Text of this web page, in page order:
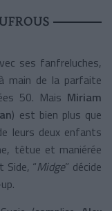
ses fanfreluches,
main de la parfaite
50. Mais Miriam
) est bien plus que
leurs deux enfants
têtue et maniérée
Side, “Midge” décide